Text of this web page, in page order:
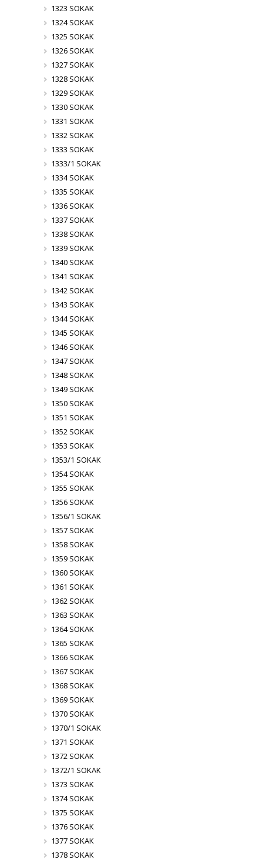
1323 SOKAK
1324 SOKAK
1325 SOKAK
1326 SOKAK
1327 SOKAK
1328 SOKAK
1329 SOKAK
1330 SOKAK
1331 SOKAK
1332 SOKAK
1333 SOKAK
1333/1 SOKAK
1334 SOKAK
1335 SOKAK
1336 SOKAK
1337 SOKAK
1338 SOKAK
1339 SOKAK
1340 SOKAK
1341 SOKAK
1342 SOKAK
1343 SOKAK
1344 SOKAK
1345 SOKAK
1346 SOKAK
1347 SOKAK
1348 SOKAK
1349 SOKAK
1350 SOKAK
1351 SOKAK
1352 SOKAK
1353 SOKAK
1353/1 SOKAK
1354 SOKAK
1355 SOKAK
1356 SOKAK
1356/1 SOKAK
1357 SOKAK
1358 SOKAK
1359 SOKAK
1360 SOKAK
1361 SOKAK
1362 SOKAK
1363 SOKAK
1364 SOKAK
1365 SOKAK
1366 SOKAK
1367 SOKAK
1368 SOKAK
1369 SOKAK
1370 SOKAK
1370/1 SOKAK
1371 SOKAK
1372 SOKAK
1372/1 SOKAK
1373 SOKAK
1374 SOKAK
1375 SOKAK
1376 SOKAK
1377 SOKAK
1378 SOKAK